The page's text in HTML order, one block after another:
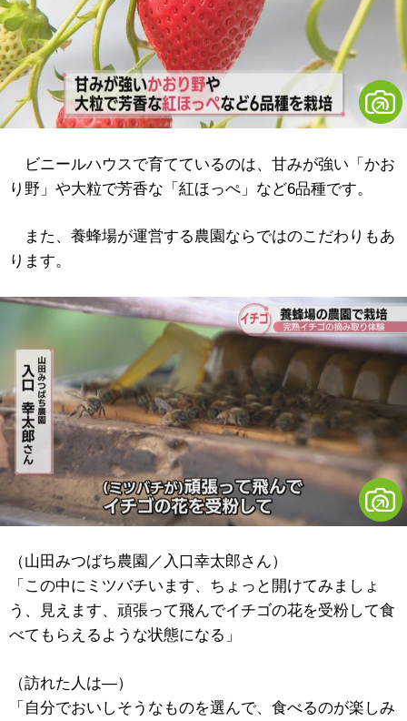
ビニールハウスで育てているのは、甘みが強い「かお
り野」や大粒で芳香な「紅ほっぺ」など6品種です。
また、養蜂場が運営する農園ならではのこだわりもあ
ります。
（山田みつばち農園／入口幸太郎さん）
「この中にミツバチいます、ちょっと開けてみましょ
う、見えます、頑張って飛んでイチゴの花を受粉して食
べてもらえるような状態になる」
（訪れた人は―）
「自分でおいしそうなものを選んで、食べるのが楽しみ